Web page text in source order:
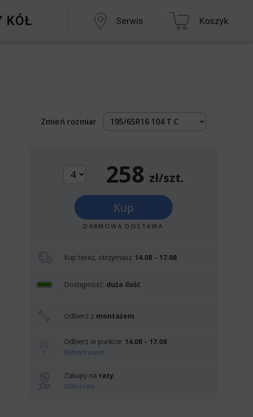
KÓŁ Serwis Koszyk
Zmień rozmiar
258 zł/szt.
Kup
DARMOWA DOSTAWA
Kup teraz, otrzymasz 14.08 - 17.08
Dostępność: duża ilość
Odbierz z montażem
Odbierz w punkcie 14.08 - 17.08
Wybierz punkt
Zakupy na raty
Oblicz ratę